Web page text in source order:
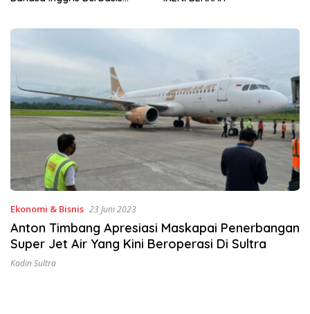
Ekonomi & Bisnis 23 Juni 2023
Anton Timbang Apresiasi Maskapai Penerbangan
Super Jet Air Yang Kini Beroperasi Di Sultra
Kadin Sultra